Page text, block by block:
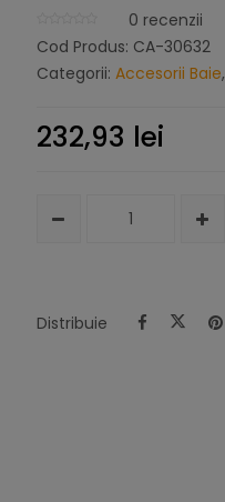
0 recenzii
Cod Produs: CA-30632
Categorii: Accesorii Baie,
232,93 lei
Distribuie